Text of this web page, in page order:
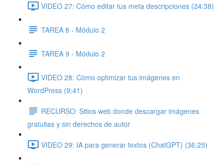
VIDEO 27: Cómo editar tus meta descripciones (24:38)
TAREA 8 - Módulo 2
TAREA 9 - Módulo 2
VIDEO 28: Cómo optimizar tus imágenes en
WordPress (9:41)
RECURSO: Sitios web donde descargar imágenes
gratuitas y sin derechos de autor
VIDEO 29: IA para generar textos (ChatGPT) (36:25)